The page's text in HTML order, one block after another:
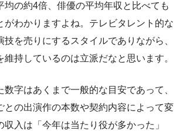
均の約4倍、俳優の平均年収と比べても
がわかりますよね。テレビタレント的な
を売りにするスタイルでありながら、
維持しているのは立派だなと思います。
数字はあくまで一般的な目安であって、
との出演作の本数や契約内容によって変
入は「今年は当たり役が多かった」